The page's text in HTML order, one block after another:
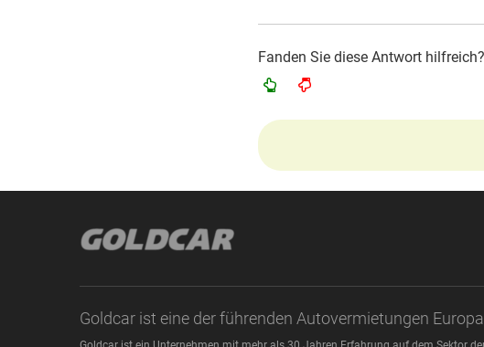
Fanden Sie diese Antwort hilfreich?
Goldcar ist eine der führenden Autovermietungen